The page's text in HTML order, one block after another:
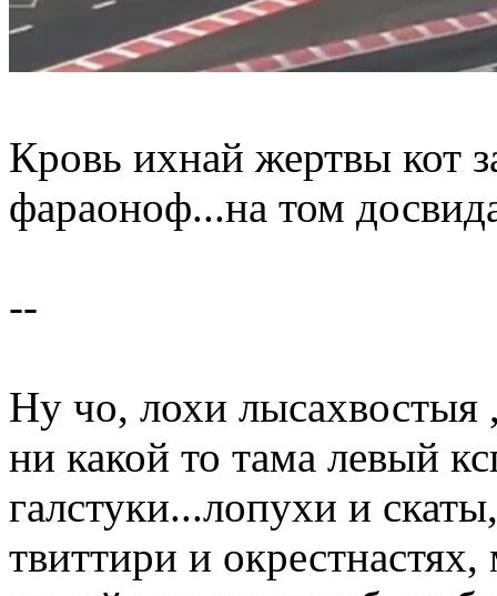
Кровь ихнай жертвы кот
фараоноф...на том
--
Ну чо, лохи лысахвостыя
ни какой то тама левый
галстуки...лопухи и
твиттири и